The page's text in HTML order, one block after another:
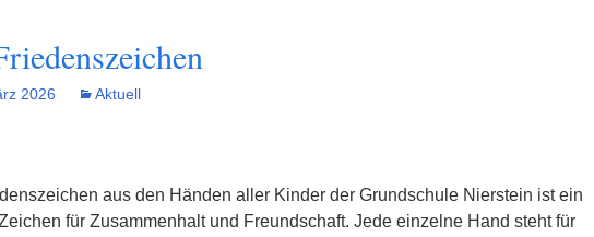
2026 Aktuell
aus den Händen aller Kinder der Grundschule Nierstein ist ein
für Zusammenhalt und Freundschaft. Jede einzelne Hand steht für